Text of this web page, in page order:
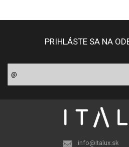
PRIHLÁSTE SA NA
info@italux.sk